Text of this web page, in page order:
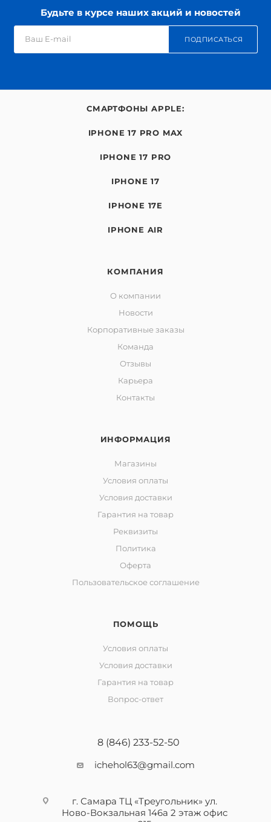
Будьте в курсе наших акций и новостей
ПОДПИСАТЬСЯ
СМАРТФОНЫ APPLE:
IPHONE 17 PRO MAX
IPHONE 17 PRO
IPHONE 17
IPHONE 17E
IPHONE AIR
КОМПАНИЯ
О компании
Новости
Корпоративные заказы
Команда
Отзывы
Карьера
Контакты
ИНФОРМАЦИЯ
Магазины
Условия оплаты
Условия доставки
Гарантия на товар
Реквизиты
Политика
Оферта
Пользовательское соглашение
ПОМОЩЬ
Условия оплаты
Условия доставки
Гарантия на товар
Вопрос-ответ
8 (846) 233-52-50
ichehol63@gmail.com
г. Самара ТЦ «Треугольник» ул.
Ново-Вокзальная 146а 2 этаж офис